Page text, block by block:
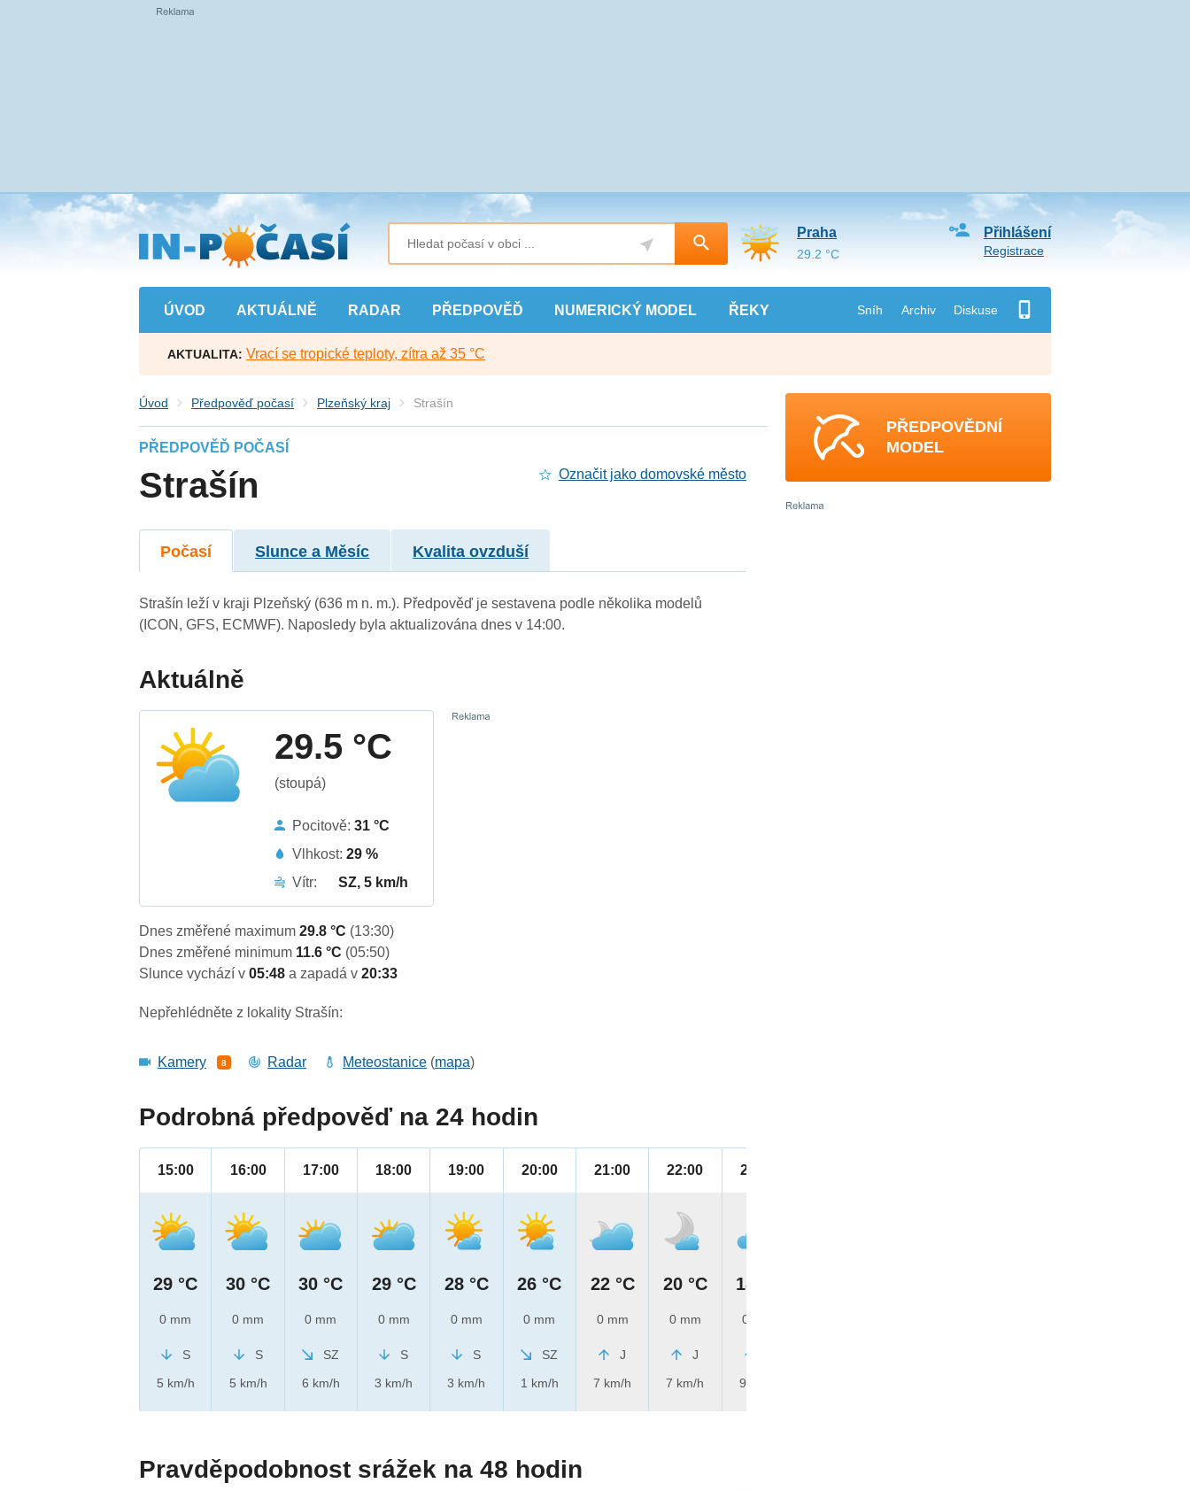
Přejít
na
hlavní
obsah
ÚVOD AKTUÁLNĚ RADAR PŘEDPOVĚĎ NUMERICKÝ MODEL ŘEKY Sníh Archiv Diskuse
Přihlášení
Registrace
Praha
29.2 °C
AKTUALITA: Vrací se tropické teploty, zítra až 35 °C
Úvod Předpověď počasí Plzeňský kraj Strašín
PŘEDPOVĚĎ POČASÍ
Strašín Označit jako domovské město
Počasí Slunce a Měsíc Kvalita ovzduší
Strašín leží v kraji Plzeňský (636 m n. m.). Předpověď je sestavena podle několika modelů
(ICON, GFS, ECMWF). Naposledy byla aktualizována dnes v 14:00.
Aktuálně
29.5 °C
(stoupá)
Pocitově:31 °C
Vlhkost:29 %
Vítr:
SZ, 5 km/h
Dnes změřené maximum29.8 °C (13:30)
Dnes změřené minimum 11.6 °C (05:50)
Slunce vychází v05:48a zapadá v20:33
Nepřehlédněte z lokality Strašín:
Kamery 8 Radar Meteostanice (mapa)
Podrobná předpověď na 24 hodin
15:00
29 °C
0 mm
S
5 km/h
16:00
30 °C
0 mm
S
5 km/h
17:00
30 °C
0 mm
SZ
6 km/h
18:00
29 °C
0 mm
S
3 km/h
19:00
28 °C
0 mm
S
3 km/h
20:00
26 °C
0 mm
SZ
1 km/h
21:00
22 °C
0 mm
J
7 km/h
22:00
20 °C
0 mm
J
7 km/h
23:00
18 °C
0 mm
9 km/h
Pravděpodobnost srážek na 48 hodin
PŘEDPOVĚDNÍ
MODEL